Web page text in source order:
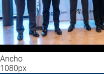
Ancho
1080px